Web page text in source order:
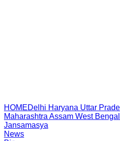
HOMEDelhi Haryana Uttar
Maharashtra Assam West Bengal
Jansamasya
News